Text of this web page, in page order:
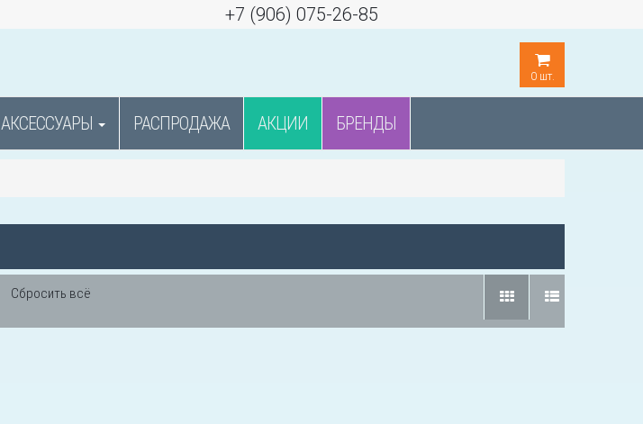
+7 (906) 075-26-85
0шт.
АКСЕССУАРЫ РАСПРОДАЖА АКЦИИ БРЕНДЫ
Сбросить всё